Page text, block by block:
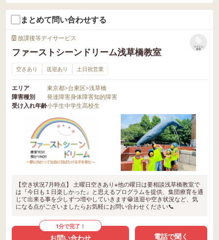
まとめて問い合わせする
放課後等デイサービス
ファーストシーンドリーム浅草橋教室
リストに
保存
空きあり 送迎あり 土日祝営業
エリア 東京都>台東区>浅草橋
障害種別
発達障害身体障害知的障害
受け入れ年齢小学生中学生高校生
【空き状況7月時点】 土曜日空きあり※他の曜日は要相談浅草橋教室で
は『今日も１日楽しかった』と思えるプログラムを提供、集団療育を通
じて出来る事を少しずつ増やしていきます😁送迎や空き状況など、気
になる点がございましたらお気軽にお問い合わせください📞
1分で完了！
お問い合わせ 電話で聞く